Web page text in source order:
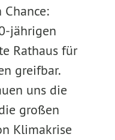
jährigen
Rathaus für
greifbar.
uns die
großen
Klimakrise